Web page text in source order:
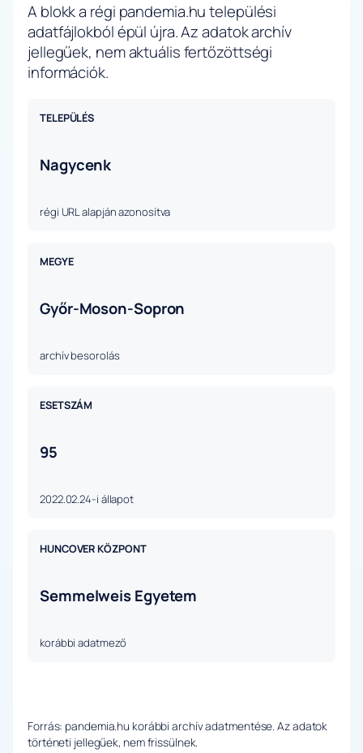
A blokk a régi pandemia.hu települési
adatfájlokból épül újra. Az adatok archív
jellegűek, nem aktuális fertőzöttségi
információk.
TELEPÜLÉS
Nagycenk
régi URL alapján azonosítva
MEGYE
Győr-Moson-Sopron
archív besorolás
ESETSZÁM
95
2022.02.24-i állapot
HUNCOVER KÖZPONT
Semmelweis Egyetem
korábbi adatmező
Forrás: pandemia.hu korábbi archív adatmentése. Az adatok
történeti jellegűek, nem frissülnek.